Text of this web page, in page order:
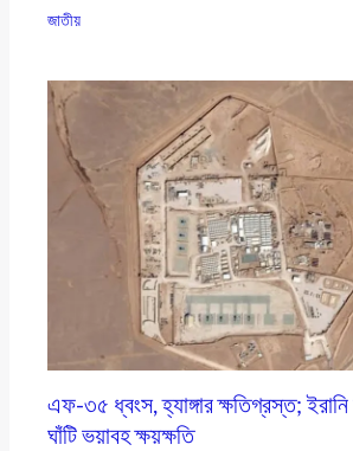
জাতীয়
এফ-৩৫ ধ্বংস, হ্যাঙ্গার ক্ষতিগ্রস্ত; ইরানি
ঘাঁটি ভয়াবহ ক্ষয়ক্ষতি